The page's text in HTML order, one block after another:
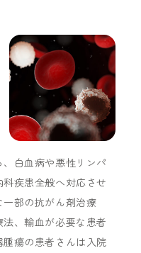
白血病や悪性リンパ
疾患全般へ対応させ
部の抗がん剤治療
、輸血が必要な患者
瘍の患者さんは入院